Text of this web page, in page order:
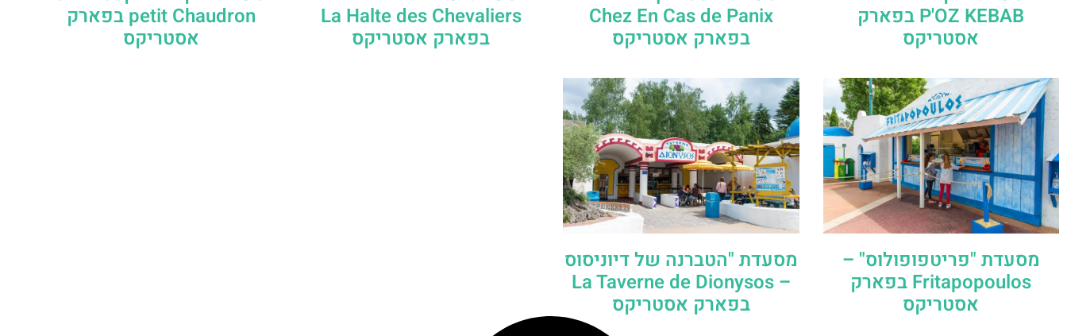
P'OZ KEBAB בפארק
אסטריקס
Chez En Cas de Panix
בפארק אסטריקס
La Halte des Chevaliers
בפארק אסטריקס
petit Chaudron בפארק
אסטריקס
מסעדת "פריטפופולוס" –
Fritapopoulos בפארק
אסטריקס
מסעדת "הטברנה של דיוניסוס
– La Taverne de Dionysos
בפארק אסטריקס